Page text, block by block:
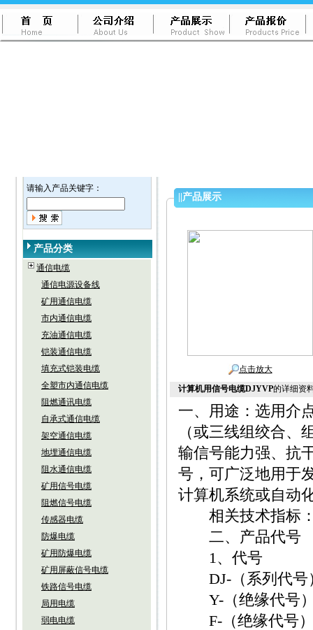
请输入产品关键字：
产品分类
通信电缆
通信电源设备线
矿用通信电缆
市内通信电缆
充油通信电缆
铠装通信电缆
填充式铠装电缆
全塑市内通信电缆
阻燃通讯电缆
自承式通信电缆
架空通信电缆
地埋通信电缆
阻水通信电缆
矿用信号电缆
阻燃信号电缆
传感器电缆
防爆电缆
矿用防爆电缆
矿用屏蔽信号电缆
铁路信号电缆
局用电缆
弱电电缆
产品展示
点击放大
计算机用信号电缆DJYVP的详细资
一、用途：选用介
（或三线组绞合
输信号能力强、抗
号，可广泛地用于
计算机系统或自动
相关技术指标：
二、产品代号
1、代号
DJ-（系列代号
Y-（绝缘代号）
F-（绝缘代号）